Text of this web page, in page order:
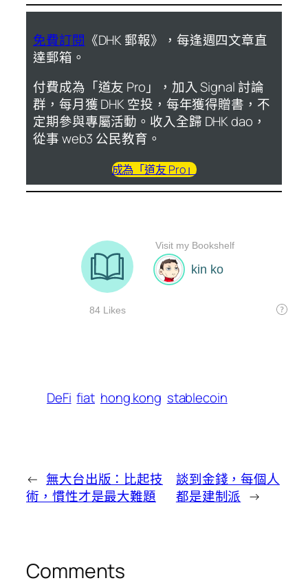
免費訂閱 《DHK 郵報》，每逢週四文章直
達郵箱。
付費成為「道友 Pro」，加入 Signal 討論
群，每月獲 DHK 空投，每年獲得贈書，不
定期參與專屬活動。收入全歸 DHK dao，
從事 web3 公民教育。
成為「道友 Pro」
DeFi fiat hong kong stablecoin
← 無大台出版：比起技
術，慣性才是最大難題
談到金錢，每個人
都是建制派 →
Comments